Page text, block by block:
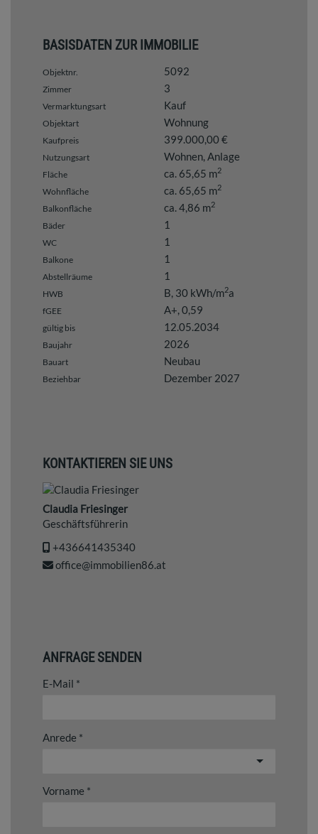
BASISDATEN ZUR IMMOBILIE
Objektnr. 5092
Zimmer 3
Vermarktungsart Kauf
Objektart Wohnung
Kaufpreis 399.000,00 €
Nutzungsart Wohnen Anlage
Fläche ca. 65,65 m2
Wohnfläche ca. 65,65 m2
Balkonfläche ca. 4,86 m2
Bäder 1
WC 1
Balkone 1
Abstellräume 1
HWB B, 30 kWh/m2a
fGEE A+, 0,59
gültig bis 12.05.2034
Baujahr 2026
Bauart Neubau
Beziehbar Dezember 2027
KONTAKTIEREN SIE UNS
Claudia Friesinger
Geschäftsführerin
+436641435340
office@immobilien86.at
ANFRAGE SENDEN
E-Mail
Anrede
Vorname